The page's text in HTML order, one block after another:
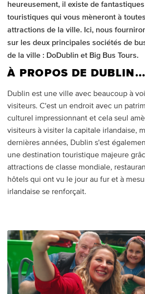
heureusement, il existe de
touristiques qui vous mèneront à
attractions de la ville. Ici, nous
sur les deux principales sociétés de
de la ville : DoDublin et Big Bus Tours.
À PROPOS DE DUBLIN...
Dublin est une ville avec beaucoup à
visiteurs. C'est un endroit avec un
culturel impressionnant et cela seul
visiteurs à visiter la capitale irlandaise,
dernières années, Dublin s'est
une destination touristique majeure
attractions de classe mondiale,
hôtels qui ont vu le jour au fur et à
irlandaise se renforçait.